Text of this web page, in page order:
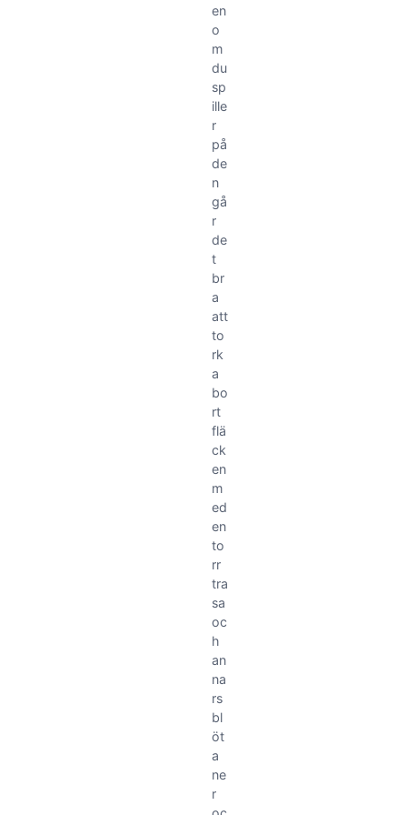
en
o
m
du
sp
ille
r
på
de
n
gå
r
de
t
br
a
att
to
rk
a
bo
rt
flä
ck
en
m
ed
en
to
rr
tra
sa
oc
h
an
na
rs
bl
öt
a
ne
r